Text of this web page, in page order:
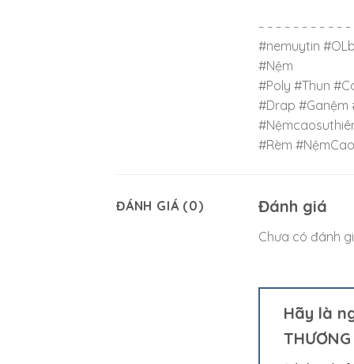
– – – – – – – – – –
#nemuytin
#Nệm
#Poly #Thun
#Drap #Ganệm
#Rèm
ĐÁNH GIÁ (0) Đánh giá
Chưa có đánh
Hãy là